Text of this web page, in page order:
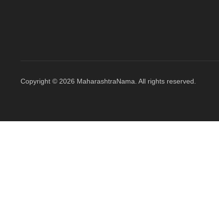
Copyright © 2026 MaharashtraNama. All rights reserved.